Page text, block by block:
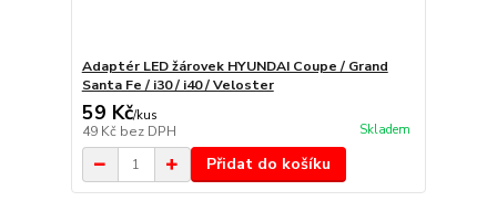
Adaptér LED žárovek HYUNDAI Coupe / Grand
Santa Fe / i30 / i40 / Veloster
59 Kč/kus
49 Kč bez DPH Skladem
Přidat do košíku